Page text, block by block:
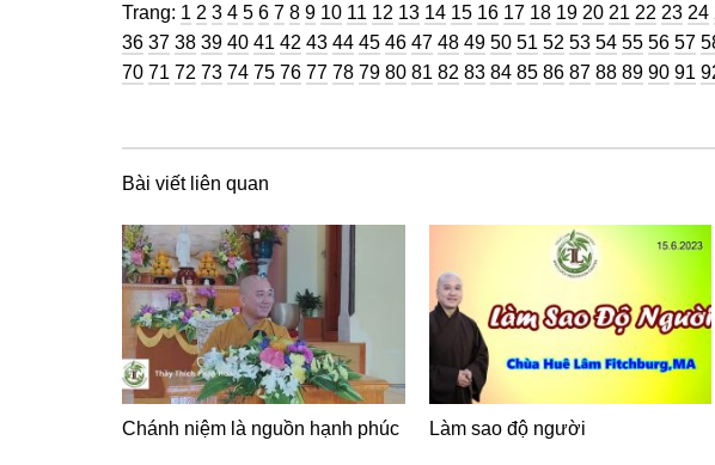
Trang: Trang
1 Trang
2 Trang
3 Trang
4 Trang
5 Trang
6 Trang
7 Trang
8 Trang
9 Trang
10 Trang
11 Trang
12 Trang
13 Trang
14 Trang
15 Trang
16 Trang
17 Trang
18 Trang
19 Trang
20 Trang
21 Trang
22 Trang
23 24
36 Trang
37 Trang
38 Trang
39 Trang
40 Trang
41 Trang
42 Trang
43 Trang
44 Trang
45 Trang
46 Trang
47 Trang
48 Trang
49 Trang
50 Trang
51 Trang
52 Trang
53 Trang
54 Trang
55 Trang
56 57
70 Trang
71 Trang
72 Trang
73 Trang
74 Trang
75 Trang
76 Trang
77 Trang
78 Trang
79 Trang
80 Trang
81 Trang
82 Trang
83 Trang
84 Trang
85 Trang
86 Trang
87 Trang
88 Trang
89 Trang
90 91
Bài viết liên quan
Chánh niệm là nguồn hạnh phúc Làm sao độ người